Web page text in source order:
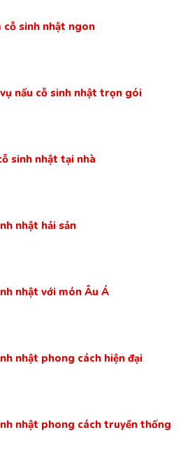
cỗ sinh nhật ngon
nấu cỗ sinh nhật trọn gói
sinh nhật tại nhà
nhật hải sản
nhật với món Âu Á
nhật phong cách hiện đại
nhật phong cách truyền thống